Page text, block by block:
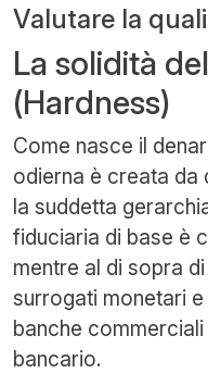
Valutare la
La solidità
(Hardness)
Come nasce il
odierna è creata da
la suddetta
fiduciaria di base è
mentre al di sopra
surrogati monetari
banche
bancario.